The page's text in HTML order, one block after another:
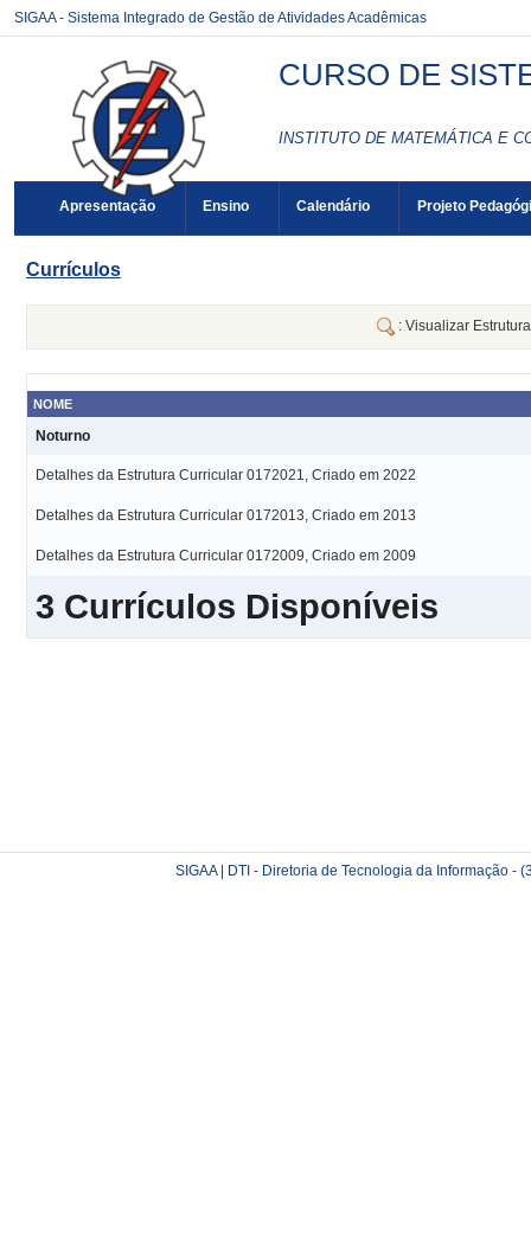
SIGAA - Sistema Integrado de Gestão de Atividades Acadêmicas
CURSO DE
INSTITUTO DE MATEMÁTICA E
Apresentação Ensino Calendário Projeto
Currículos
: Visualizar
NOME
Noturno
Detalhes da Estrutura Curricular 0172021, Criado em 2022
Detalhes da Estrutura Curricular 0172013, Criado em 2013
Detalhes da Estrutura Curricular 0172009, Criado em 2009
3 Currículos Disponíveis
SIGAA | DTI - Diretoria de Tecnologia da Informação